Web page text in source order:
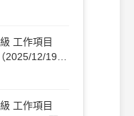
工作項目
2025/12/19
工作項目